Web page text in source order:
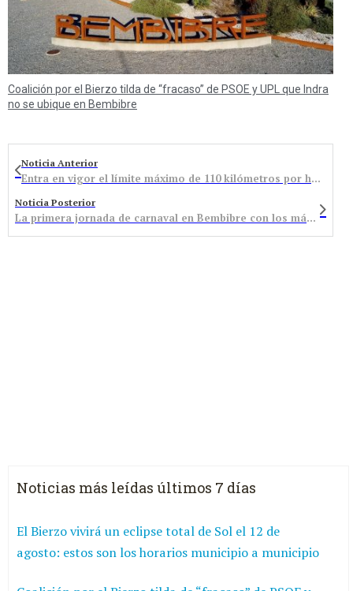
Coalición por el Bierzo tilda de “fracaso” de PSOE y UPL que Indra
no se ubique en Bembibre
Noticia Anterior
Entra en vigor el límite máximo de 110 kilómetros por hora en autopistas y autovías
Noticia Posterior
La primera jornada de carnaval en Bembibre con los más pequeños como protagonistas
Noticias más leídas últimos 7 días
El Bierzo vivirá un eclipse total de Sol el 12 de
agosto: estos son los horarios municipio a municipio